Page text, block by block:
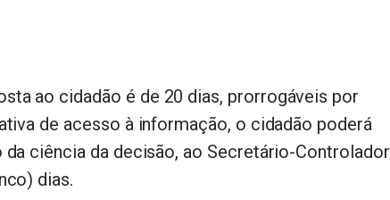
ao cidadão é de 20 dias, prorrogáveis por
de acesso à informação, o cidadão poderá
ciência da decisão, ao Secretário-Controlador
dias.